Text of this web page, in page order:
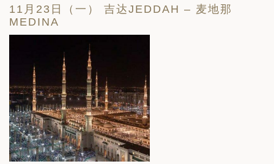
11月23日（一） 吉达JEDDAH – 麦地那
MEDINA